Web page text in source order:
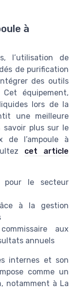
à
l’utilisation de
de purification
des outils
équipement,
lors de la
une meilleure
savoir plus sur le
de l’ampoule à
cet article
pour le secteur
à la gestion
aux
annuels
internes et son
comme un
notamment à La